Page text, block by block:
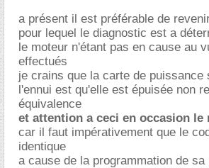
a présent il est préférable de
pour lequel le diagnostic est a
le moteur n'étant pas en cause au
effectués
je crains que la carte de puissance
l'ennui est qu'elle est épuisée non
équivalence
et attention a ceci en occasion le
car il faut impérativement que le
identique
a cause de la programmation de sa